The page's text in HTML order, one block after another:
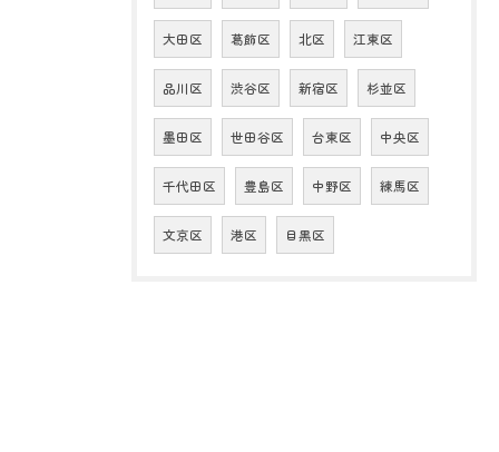
大田区 葛飾区 北区 江東区
品川区 渋谷区 新宿区 杉並区
墨田区 世田谷区 台東区 中央区
千代田区 豊島区 中野区 練馬区
文京区 港区 目黒区